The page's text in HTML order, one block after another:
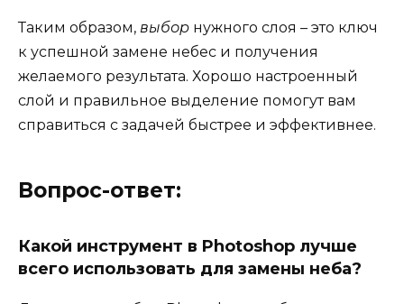
Таким образом, выбор нужного слоя – это ключ
к успешной замене небес и получения
желаемого результата. Хорошо настроенный
слой и правильное выделение помогут вам
справиться с задачей быстрее и эффективнее.
Вопрос-ответ:
Какой инструмент в Photoshop лучше
всего использовать для замены неба?